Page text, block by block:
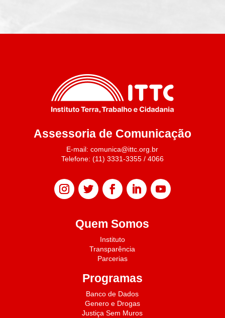
Assessoria de Comunicação
E-mail: comunica@ittc.org.br
Telefone: (11) 3331-3355 / 4066
Quem Somos
Instituto
Transparência
Parcerias
Programas
Banco de Dados
Genero e Drogas
Justiça Sem Muros